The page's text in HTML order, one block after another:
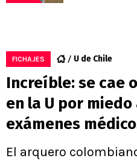
FICHAJES U de Chile
Increíble: se cae
en la U por
exámenes
El arquero